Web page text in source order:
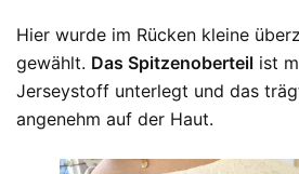
Hier wurde im Rücken kleine
gewählt. Das Spitzenoberteil ist
Jerseystoff unterlegt und das
angenehm auf der Haut.